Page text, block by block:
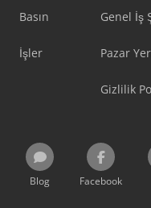
Basın
İşler
Genel İş
Pazar
Gizlilik
Blog Facebook